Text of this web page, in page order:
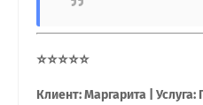
⭐⭐⭐⭐⭐
Клиент: Маргарита | Услуга: